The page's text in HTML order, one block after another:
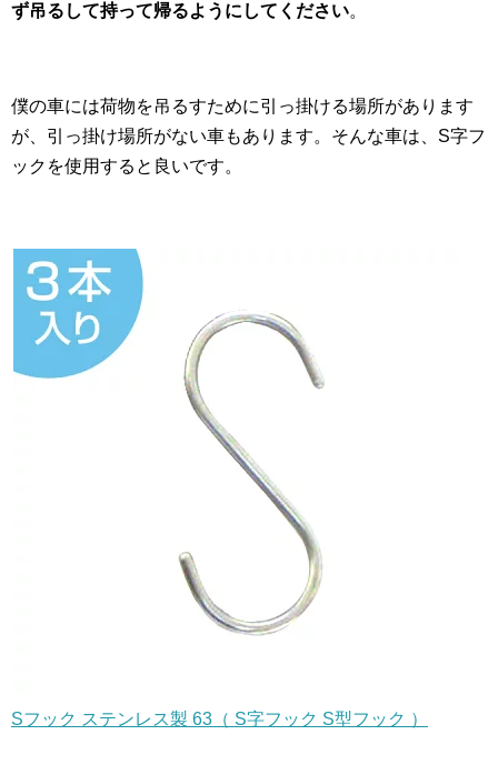
ず吊るして持って帰るようにしてください。
僕の車には荷物を吊るすために引っ掛ける場所があります
が、引っ掛け場所がない車もあります。そんな車は、S字フ
ックを使用すると良いです。
Sフック ステンレス製 63（ S字フック S型フック ）